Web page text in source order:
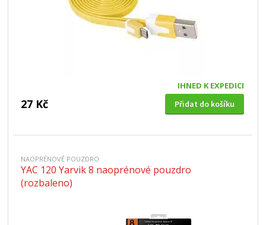
IHNED K EXPEDICI
27 Kč Přidat do košíku
NAOPRÉNOVÉ POUZDRO
YAC 120 Yarvik 8 naoprénové pouzdro
(rozbaleno)